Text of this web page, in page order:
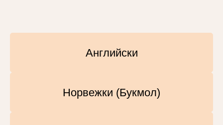
Английски
Норвежки (Букмол)